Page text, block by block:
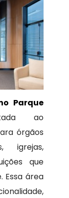
Parque
ao
órgãos
igrejas,
que
Essa área